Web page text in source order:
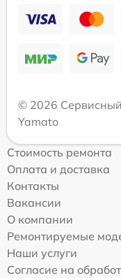
© 2026
Yamato
Стоимость ремонта
Оплата и доставка
Контакты
Вакансии
О компании
Ремонтируемые
Наши услуги
Согласие на